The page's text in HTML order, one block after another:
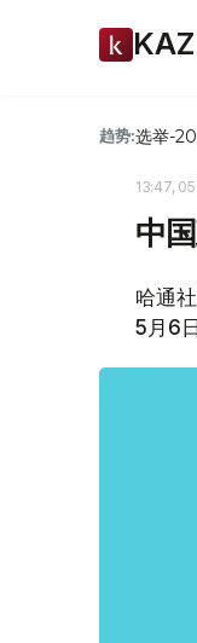
趋势:选举-
13:47,
中
哈通
5月6